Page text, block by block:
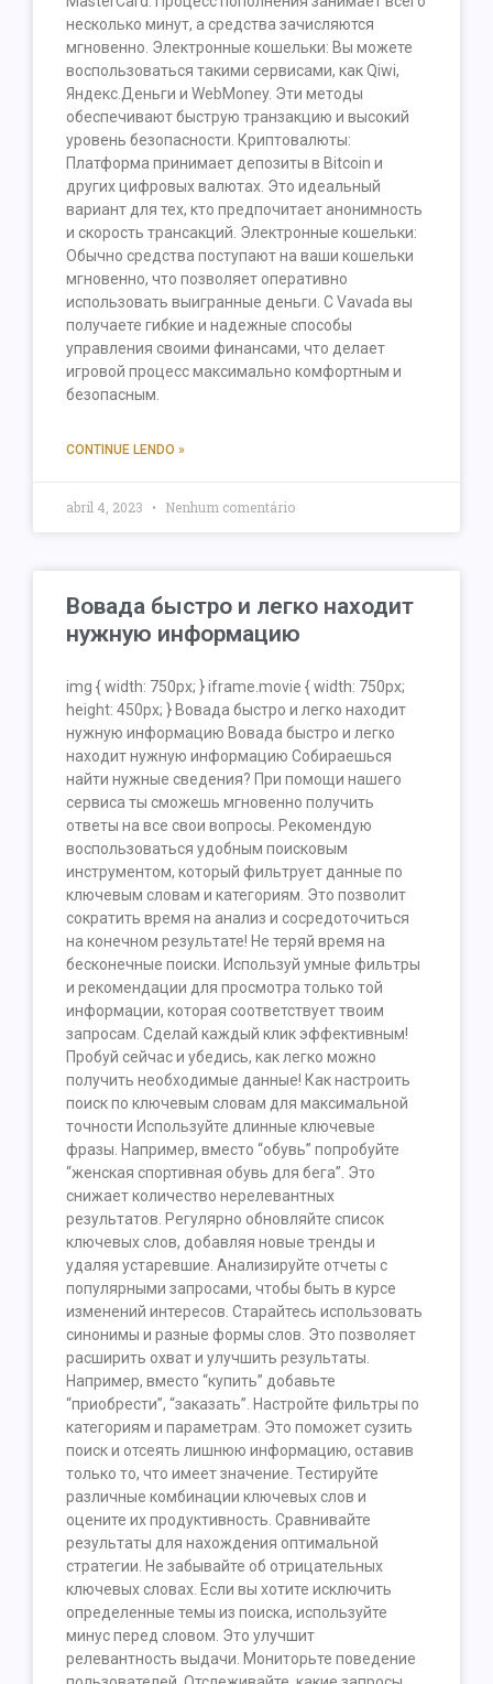
несколько минут, а средства зачисляются
мгновенно. Электронные кошельки: Вы можете
воспользоваться такими сервисами, как Qiwi,
Яндекс.Деньги и WebMoney. Эти методы
обеспечивают быструю транзакцию и высокий
уровень безопасности. Криптовалюты:
Платформа принимает депозиты в Bitcoin и
других цифровых валютах. Это идеальный
вариант для тех, кто предпочитает анонимность
и скорость трансакций. Электронные кошельки:
Обычно средства поступают на ваши кошельки
мгновенно, что позволяет оперативно
использовать выигранные деньги. С Vavada вы
получаете гибкие и надежные способы
управления своими финансами, что делает
игровой процесс максимально комфортным и
безопасным.
CONTINUE LENDO »
abril 4, 2023 Nenhum comentário
Вовада быстро и легко находит
нужную информацию
img { width: 750px; } iframe.movie { width: 750px;
height: 450px; } Вовада быстро и легко находит
нужную информацию Вовада быстро и легко
находит нужную информацию Собираешься
найти нужные сведения? При помощи нашего
сервиса ты сможешь мгновенно получить
ответы на все свои вопросы. Рекомендую
воспользоваться удобным поисковым
инструментом, который фильтрует данные по
ключевым словам и категориям. Это позволит
сократить время на анализ и сосредоточиться
на конечном результате! Не теряй время на
бесконечные поиски. Используй умные фильтры
и рекомендации для просмотра только той
информации, которая соответствует твоим
запросам. Сделай каждый клик эффективным!
Пробуй сейчас и убедись, как легко можно
получить необходимые данные! Как настроить
поиск по ключевым словам для максимальной
точности Используйте длинные ключевые
фразы. Например, вместо “обувь” попробуйте
“женская спортивная обувь для бега”. Это
снижает количество нерелевантных
результатов. Регулярно обновляйте список
ключевых слов, добавляя новые тренды и
удаляя устаревшие. Анализируйте отчеты с
популярными запросами, чтобы быть в курсе
изменений интересов. Старайтесь использовать
синонимы и разные формы слов. Это позволяет
расширить охват и улучшить результаты.
Например, вместо “купить” добавьте
“приобрести”, “заказать”. Настройте фильтры по
категориям и параметрам. Это поможет сузить
поиск и отсеять лишнюю информацию, оставив
только то, что имеет значение. Тестируйте
различные комбинации ключевых слов и
оцените их продуктивность. Сравнивайте
результаты для нахождения оптимальной
стратегии. Не забывайте об отрицательных
ключевых словах. Если вы хотите исключить
определенные темы из поиска, используйте
минус перед словом. Это улучшит
релевантность выдачи. Мониторьте поведение